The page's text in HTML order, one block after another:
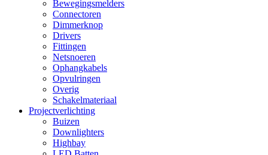
Bewegingsmelders
Connectoren
Dimmerknop
Drivers
Fittingen
Netsnoeren
Ophangkabels
Opvulringen
Overig
Schakelmateriaal
Projectverlichting
Buizen
Downlighters
Highbay